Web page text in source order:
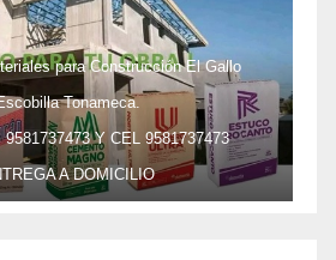
para Construcción El Gallo
Tonameca.
Y CEL 9581737473
A DOMICILIO